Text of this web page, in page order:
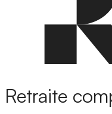
Retraite